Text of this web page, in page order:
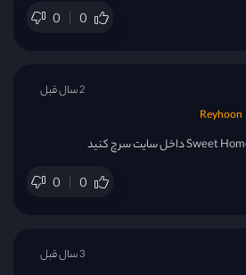
0 0
Reyhoon
0 0
2 سال قبل
3 سال قبل